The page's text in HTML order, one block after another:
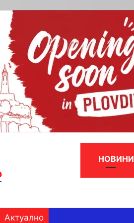
НОВИНИ
Актуално